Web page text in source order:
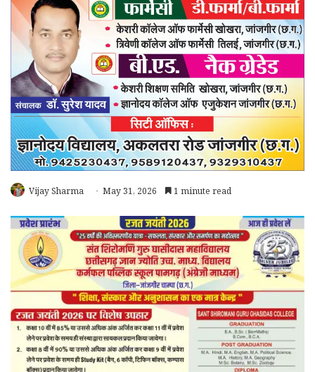
Vijay Sharma May 31, 2026 1 minute read